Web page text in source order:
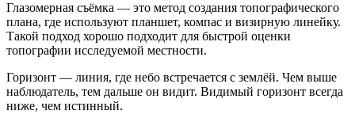
Глазомерная съёмка — это метод создания топографического
плана, где используют планшет, компас и визирную линейку.
Такой подход хорошо подходит для быстрой оценки
топографии исследуемой местности.
Горизонт — линия, где небо встречается с землёй. Чем выше
наблюдатель, тем дальше он видит. Видимый горизонт всегда
ниже, чем истинный.